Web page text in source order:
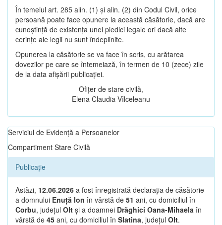
În temeiul art. 285 alin. (1) și alin. (2) din Codul Civil, orice
persoană poate face opunere la această căsătorie, dacă are
cunoștință de existența unei piedici legale ori dacă alte
cerințe ale legii nu sunt îndeplinite.
Opunerea la căsătorie se va face în scris, cu arătarea
dovezilor pe care se întemeiază, în termen de 10 (zece) zile
de la data afișării publicației.
Ofițer de stare civilă,
Elena Claudia Vîlceleanu
Serviciul de Evidență a Persoanelor
Compartiment Stare Civilă
Publicație
Astăzi, 12.06.2026 a fost înregistrată declarația de căsătorie
a domnului Enuță Ion în vârstă de 51 ani, cu domiciliul în
Corbu, județul Olt și a doamnei Drăghici Oana-Mihaela în
vârstă de 45 ani, cu domiciliul în Slatina, județul Olt.